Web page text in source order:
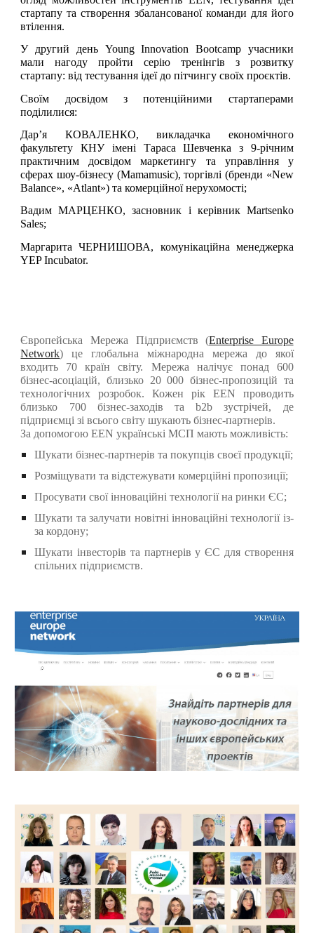
стартапу та створення збалансованої команди для його
втілення.
У другий день Young Innovation Bootcamp учасники
мали нагоду пройти серію тренінгів з розвитку
стартапу: від тестування ідеї до пітчингу своїх проєктів.
Своїм досвідом з потенційними стартаперами
поділилися:
Дар’я КОВАЛЕНКО, викладачка економічного
факультету КНУ імені Тараса Шевченка з 9-річним
практичним досвідом маркетингу та управління у
сферах шоу-бізнесу (Mamamusic), торгівлі (бренди «New
Balance», «Atlant») та комерційної нерухомості;
Вадим МАРЦЕНКО, засновник і керівник Martsenko
Sales;
Маргарита ЧЕРНИШОВА, комунікаційна менеджерка
YEP Incubator.
Європейська Мережа Підприємств (Enterprise Europe
Network) це глобальна міжнародна мережа до якої
входить 70 країн світу. Мережа налічує понад 600
бізнес-асоціацій, близько 20 000 бізнес-пропозицій та
технологічних розробок. Кожен рік EEN проводить
близько 700 бізнес-заходів та b2b зустрічей, де
підприємці зі всього світу шукають бізнес-партнерів.
За допомогою EEN українські МСП мають можливість:
Шукати бізнес-партнерів та покупців своєї продукції;
Розміщувати та відстежувати комерційні пропозиції;
Просувати свої інноваційні технології на ринки ЄС;
Шукати та залучати новітні інноваційні технології із-
за кордону;
Шукати інвесторів та партнерів у ЄС для створення
спільних підприємств.